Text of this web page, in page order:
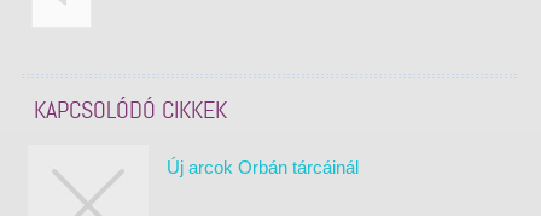
KAPCSOLÓDÓ CIKKEK
Új arcok Orbán tárcáinál